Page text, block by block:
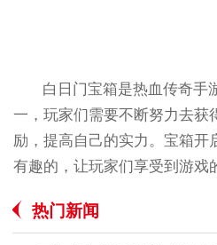
白日门宝箱是热血传奇手
一，玩家们需要不断努力去获
励，提高自己的实力。宝箱开
有趣的，让玩家们享受到游戏
热门新闻